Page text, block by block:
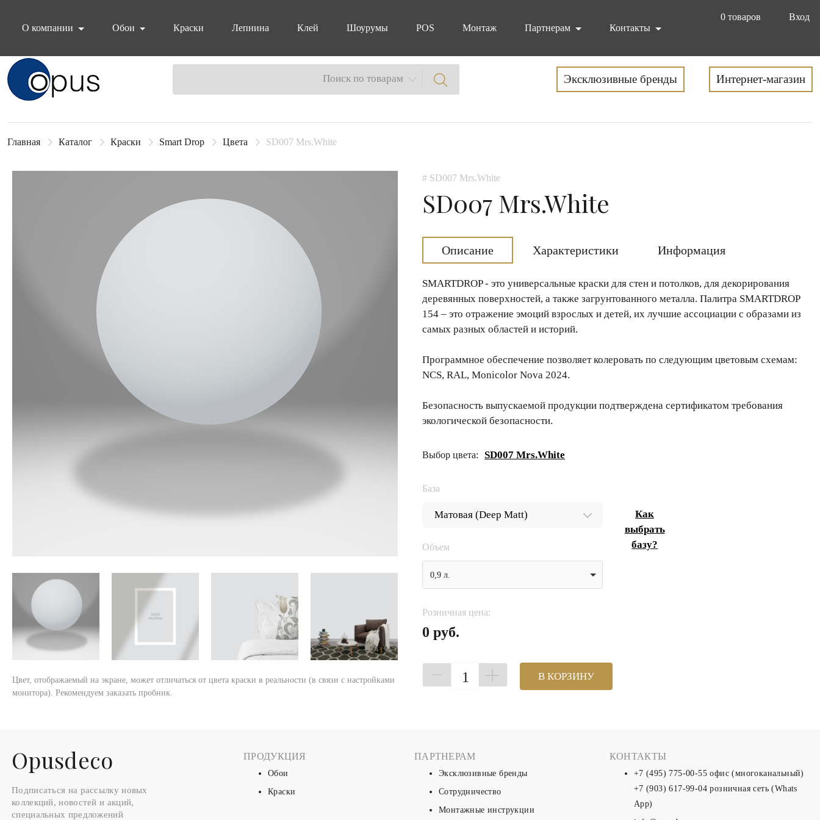
0 товаров
Вход
О компании
Обои Краски Лепнина Клей Шоурумы POS Монтаж Партнерам Контакты
Блок поиска Поиск по товарам Эксклюзивные бренды Интернет-магазин
Главная Каталог Краски Smart Drop Цвета SD007 Mrs.White
Цвет, отображаемый на экране, может отличаться от цвета краски в реальности (в связи с настройками
монитора). Рекомендуем заказать пробник.
# SD007 Mrs.White
SD007 Mrs.White
Описание Характеристики Информация
SMARTDROP - это универсальные краски для стен и потолков, для декорирования
деревянных поверхностей, а также загрунтованного металла. Палитра SMARTDROP
154 – это отражение эмоций взрослых и детей, их лучшие ассоциации с образами из
самых разных областей и историй.
Программное обеспечение позволяет колеровать по следующим цветовым схемам:
NCS, RAL, Monicolor Nova 2024.
Безопасность выпускаемой продукции подтверждена сертификатом требования
экологической безопасности.
Выбор цвета: SD007 Mrs.White
База
Как
выбрать
базу?
Объем
0,9 л.
Розничная цена:
0 руб.
1 В КОРЗИНУ
Оpusdeco
Подписаться на рассылку новых
коллекций, новостей и акций,
специальных предложений
ПРОДУКЦИЯ
Обои
Краски
ПАРТНЕРАМ
Эксклюзивные бренды
Сотрудничество
Монтажные инструкции
КОНТАКТЫ
+7 (495) 775-00-55 офис (многоканальный)
+7 (903) 617-99-04 розничная сеть (Whats
App)